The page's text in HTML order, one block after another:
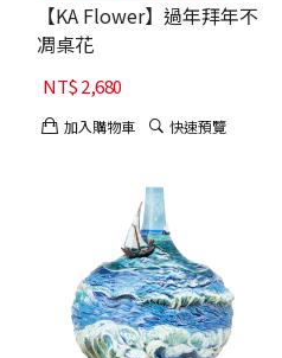
【KA Flower】過年拜年不
凋桌花
NT$2,680
加入購物車 快速預覽